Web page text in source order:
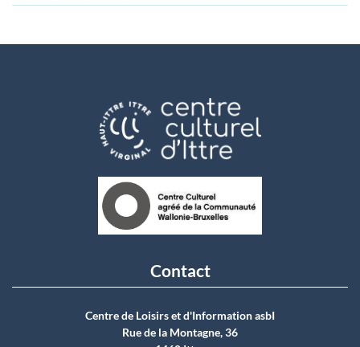
Contact
Centre de Loisirs et d'Information asbI
Rue de la Montagne, 36